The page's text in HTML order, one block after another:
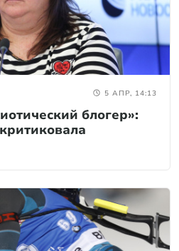
5 АПР, 14:13
блогер»: